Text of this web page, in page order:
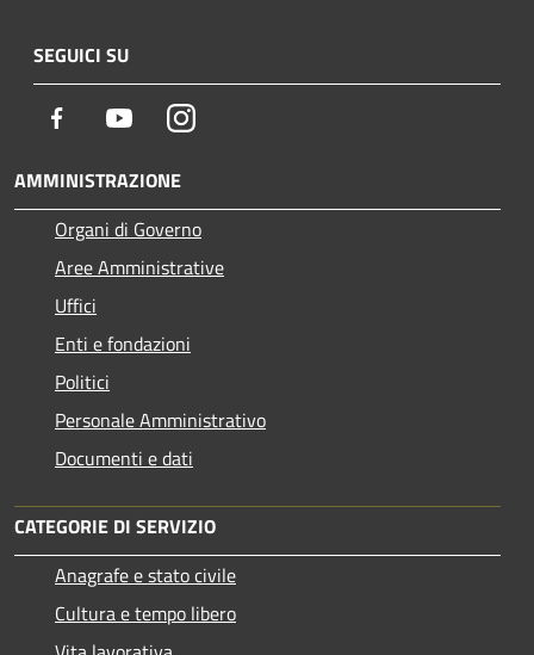
SEGUICI SU
Facebook YoutubeInstagram
AMMINISTRAZIONE
Organi di Governo
Aree Amministrative
Uffici
Enti e fondazioni
Politici
Personale Amministrativo
Documenti e dati
CATEGORIE DI SERVIZIO
Anagrafe e stato civile
Cultura e tempo libero